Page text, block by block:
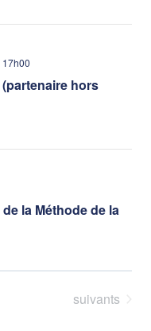
hors
17h00
la Méthode de la
Évènements
suivants